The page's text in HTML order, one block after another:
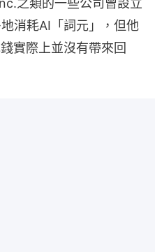
之類的一些公司曾設立
消耗AI「詞元」，但他
實際上並沒有帶來回